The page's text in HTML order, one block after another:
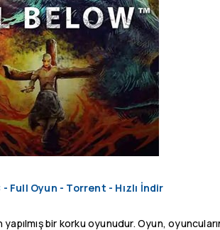
- Full Oyun - Torrent - Hızlı İndir
yapılmış bir korku oyunudur. Oyun,